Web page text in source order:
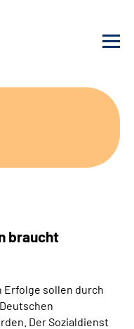
braucht
Erfolge sollen durch
Der Sozialdienst